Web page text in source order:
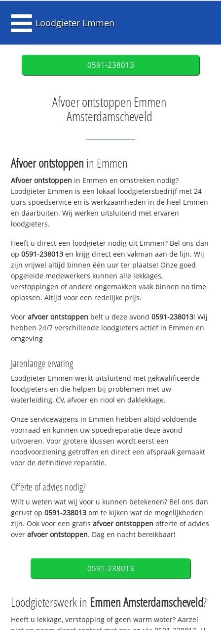
Loodgieter Emmen
0591-238013
Afvoer ontstoppen Emmen
Amsterdamscheveld
Afvoer ontstoppen in Emmen
Afvoer ontstoppen in Emmen en omstreken nodig?
Loodgieter Emmen is een lokaal loodgietersbedrijf met 24
uurs spoedservice en is werkzaamheden in de heel Emmen
en daarbuiten. Wij werken uitsluitend met ervaren
loodgieters.
Heeft u direct een loodgieter nodig uit Emmen? Bel ons dan
op0591-238013 en krijg direct een vakman aan de lijn. Wij
zijn vrijwel altijd binnen één uur ter plaatse! Onze goed
opgeleide medewerkers kunnen alle lekkages,
verstoppingen of andere ongemakken vaak binnen no time
oplossen. Altijd voor een redelijke prijs.
Voorafvoer ontstoppen belt u deze avond0591-238013! Wij
hebben 24/7 verschillende loodgieters actief in Emmen en
omgeving
Jarenlange ervaring
Loodgieter Emmen werkt uitsluitend met gekwalificeerde
loodgieters en die helpen bij problemen met uw
waterleiding, CV, afvoer en riool en daklekkage.
Onze servicewagens in Emmen hebben altijd voldoende
voorraad en kunnen uw spoedreparatie deze avond
uitvoeren. Voor grotere klussen wordt eerst een
noodvoorziening getroffen en direct een afspraak gemaakt
voor de definitieve reparatie.
Offerte of advies nodig?
Wilt u weten wat wij voor u kunnen betekenen? Bel ons dan
gerust op0591-238013 om te kijken wat de mogelijkheden
zijn. Ook voor een gratisafvoer ontstoppen offerte of advies
overafvoer ontstoppen. Dag en nacht bereikbaar!
0591-238013
Loodgieterswerk in Emmen Amsterdamscheveld?
Heeft u lekkage, verstopping of geen warm water? Aarzel